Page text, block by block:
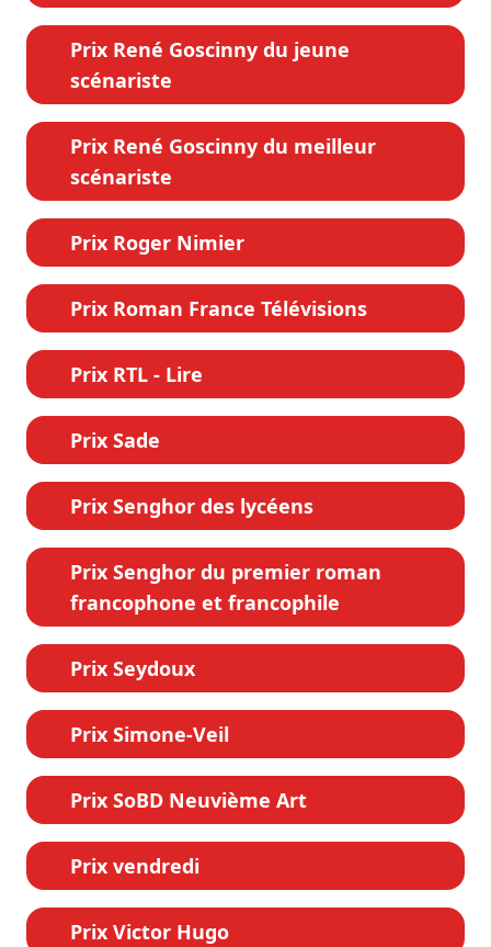
Prix René Goscinny du jeune
scénariste
Prix René Goscinny du meilleur
scénariste
Prix Roger Nimier
Prix Roman France Télévisions
Prix RTL - Lire
Prix Sade
Prix Senghor des lycéens
Prix Senghor du premier roman
francophone et francophile
Prix Seydoux
Prix Simone-Veil
Prix SoBD Neuvième Art
Prix vendredi
Prix Victor Hugo